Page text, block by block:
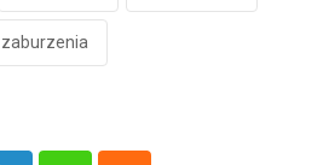
zaburzenia